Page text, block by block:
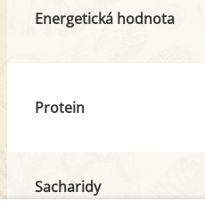
Energetická hodnota
Protein
Sacharidy